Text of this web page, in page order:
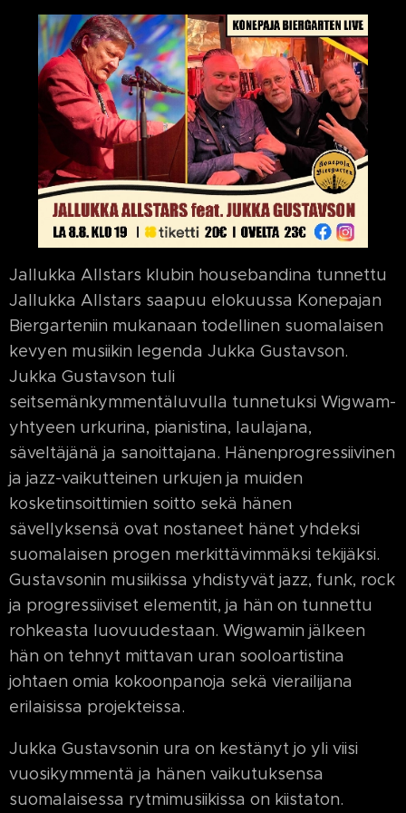
Jallukka Allstars klubin housebandina tunnettu
Jallukka Allstars saapuu elokuussa Konepajan
Biergarteniin mukanaan todellinen suomalaisen
kevyen musiikin legenda Jukka Gustavson.
Jukka Gustavson tuli
seitsemänkymmentäluvulla tunnetuksi Wigwam-
yhtyeen urkurina, pianistina, laulajana,
säveltäjänä ja sanoittajana. Hänenprogressiivinen
ja jazz-vaikutteinen urkujen ja muiden
kosketinsoittimien soitto sekä hänen
sävellyksensä ovat nostaneet hänet yhdeksi
suomalaisen progen merkittävimmäksi tekijäksi.
Gustavsonin musiikissa yhdistyvät jazz, funk, rock
ja progressiiviset elementit, ja hän on tunnettu
rohkeasta luovuudestaan. Wigwamin jälkeen
hän on tehnyt mittavan uran sooloartistina
johtaen omia kokoonpanoja sekä vierailijana
erilaisissa projekteissa.
Jukka Gustavsonin ura on kestänyt jo yli viisi
vuosikymmentä ja hänen vaikutuksensa
suomalaisessa rytmimusiikissa on kiistaton.